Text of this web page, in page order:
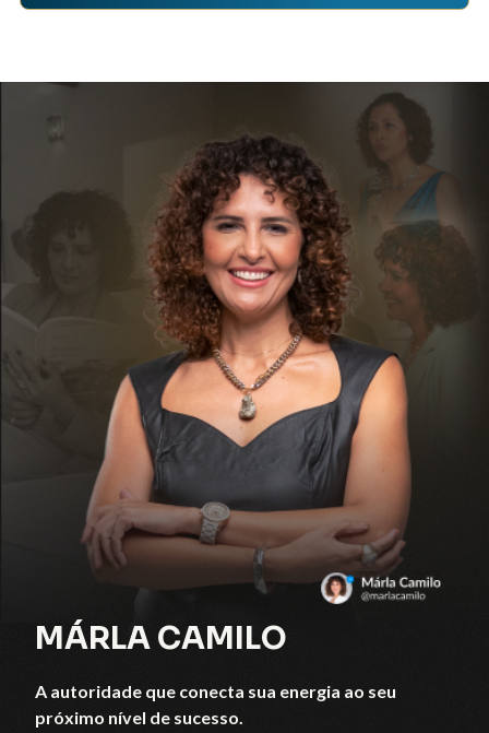
MÁRLA CAMILO
A autoridade que conecta sua energia ao seu
próximo nível de sucesso.